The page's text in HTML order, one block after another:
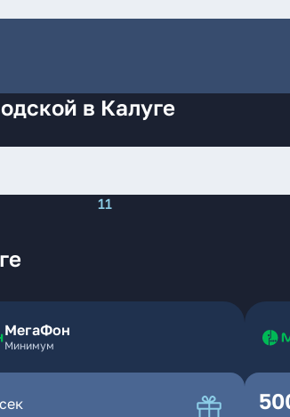
в Калуге
11
МегаФон
Минимум